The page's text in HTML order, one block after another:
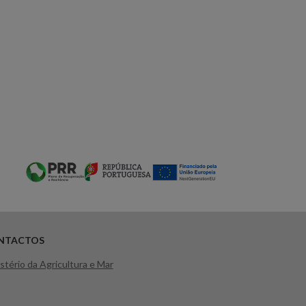
da Agricultura e Mar